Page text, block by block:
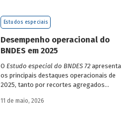
BNDES.
Estudos especiais
Desempenho operacional do
BNDES em 2025
O Estudo especial do BNDES 72 apresenta
os principais destaques operacionais de
2025, tanto por recortes agregados
específicas do Banco.
11 de maio, 2026